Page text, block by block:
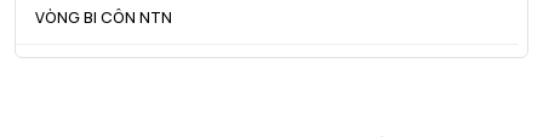
VÒNG BI CÔN NTN